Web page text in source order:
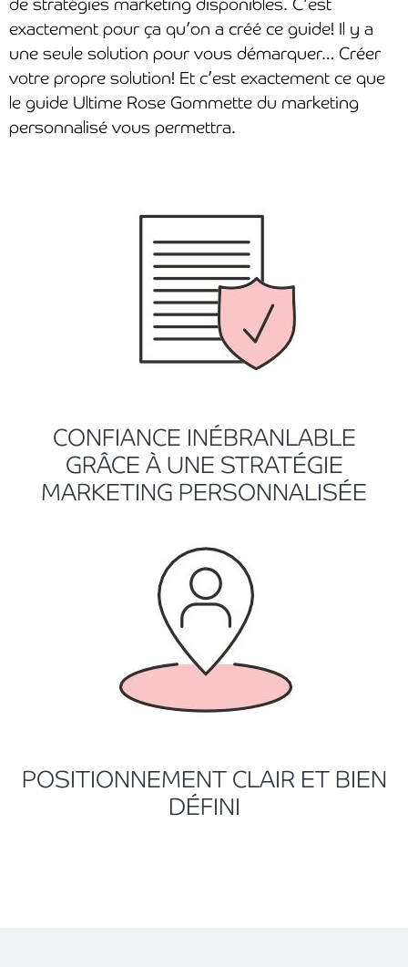
exactement pour ça qu’on a créé ce guide! Il y a
une seule solution pour vous démarquer… Créer
votre propre solution! Et c’est exactement ce que
le guide Ultime Rose Gommette du marketing
personnalisé vous permettra.
CONFIANCE INÉBRANLABLE
GRÂCE À UNE STRATÉGIE
MARKETING PERSONNALISÉE
POSITIONNEMENT CLAIR ET BIEN
DÉFINI